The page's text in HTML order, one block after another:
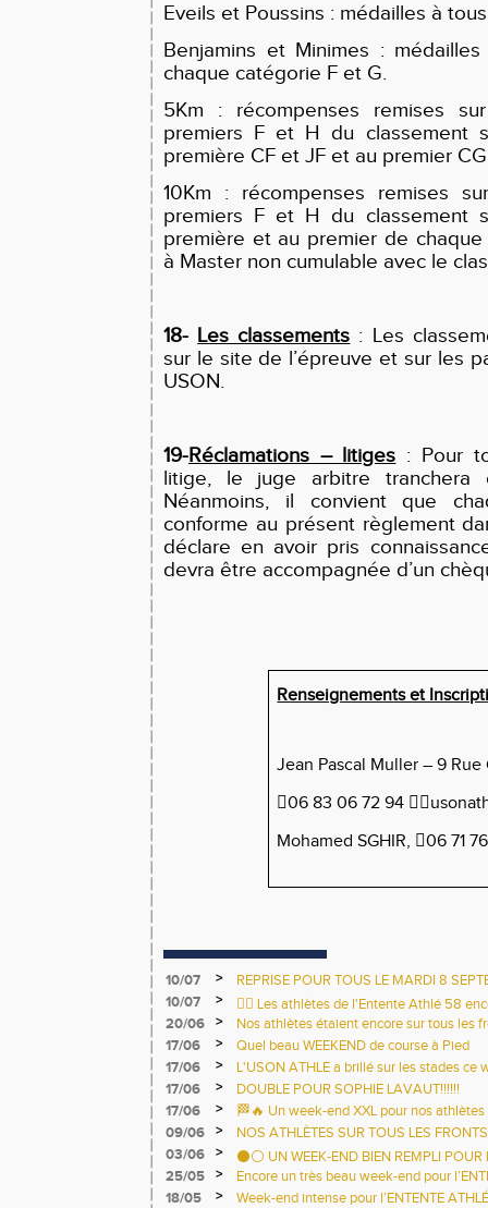
Eveils et Poussins : médailles à
Benjamins et Minimes :
chaque catégorie F et G.
5Km : récompenses remises
premiers F et H du classement
première CF et JF et au premier
10Km : récompenses remises
premiers F et H du classement
première et au premier de
à Master non cumulable avec le
18- Les classements : Les
sur le site de l’épreuve et sur les
USON.
19-Réclamations – litiges : Pour
litige, le juge arbitre tranchera
Néanmoins, il convient que
conforme au présent règlement
déclare en avoir pris
devra être accompagnée d’un
Renseignements et
Jean Pascal Muller – 9
06 83 06 72 94 
Mohamed SGHIR, 06 71
10/07 >
REPRISE POUR TOUS LE MARDI 8
LEO LAGRANGE.
10/07 >
🏃‍♀️ Les athlètes de l'Entente Athlé 58
terrains ce week-end ! 🏃‍♂️
20/06 >
Nos athlètes étaient encore sur tous les
la canicule ! 💙💛
17/06 >
Quel beau WEEKEND de course à Pied
17/06
>
L'USON ATHLE a brillé sur les stades ce
17/06
>
DOUBLE POUR SOPHIE LAVAUT!!!!!!
17/06
>
🏁🔥 Un week-end XXL pour nos
09/06
>
NOS ATHLÈTES SUR TOUS LES
03/06
>
⚫⚪ UN WEEK-END BIEN REMPLI POUR
25/05
>
Encore un très beau week-end pour
18/05
>
Week-end intense pour l’ENTENTE